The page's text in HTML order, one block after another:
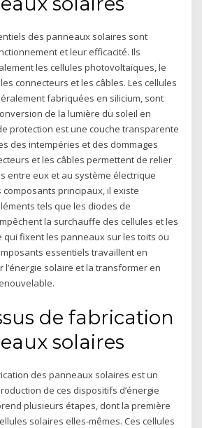
des panneaux solaires sont
et leur efficacité. Ils
les cellules photovoltaïques, le
connecteurs et les câbles. Les cellules
fabriquées en silicium, sont
de la lumière du soleil en
protection est une couche transparente
des intempéries et des dommages
et les câbles permettent de relier
entre eux et au système électrique
composants principaux, il existe
tels que les diodes de
la surchauffe des cellules et les
qui fixent les panneaux sur les toits ou
essentiels travaillent en
l’énergie solaire et la transformer en
de fabrication
solaires
des panneaux solaires est un
de ces dispositifs d’énergie
plusieurs étapes, dont la première
solaires elles-mêmes. Ces cellules